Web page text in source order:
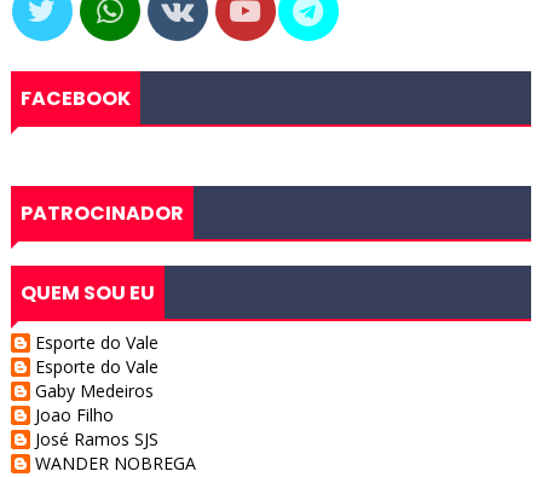
FACEBOOK
PATROCINADOR
QUEM SOU EU
Esporte do Vale
Esporte do Vale
Gaby Medeiros
Joao Filho
José Ramos SJS
WANDER NOBREGA